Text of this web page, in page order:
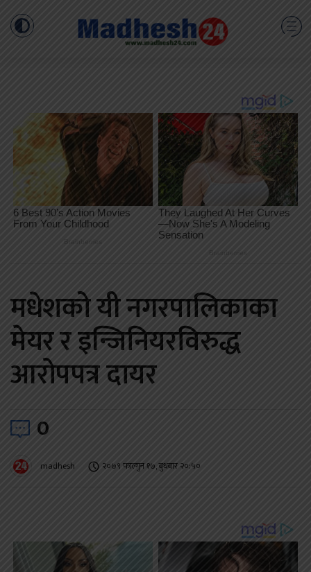
मधेशको यी नगरपालिकाका
मेयर र इन्जिनियरविरुद्ध
आरोपपत्र दायर
0
madhesh २०७९ फाल्गुन १७, बुधबार २०:५०